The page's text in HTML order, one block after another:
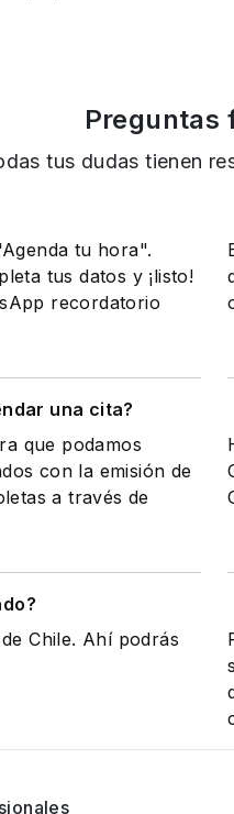
Preguntas
tus dudas tienen
tu hora".
tus datos y ¡listo!
recordatorio
una cita?
que podamos
con la emisión de
a través de
Chile. Ahí podrás